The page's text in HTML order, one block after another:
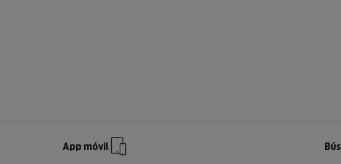
App móvil